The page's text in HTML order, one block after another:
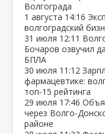
Волгограда
1 августа 14:16
волгоградский
31 июля 12:11
Бочаров озвучил
БПЛА
30 июля 11:12
фармацевтике:
топ‑15 рейтинга
29 июля 17:46
через
районе